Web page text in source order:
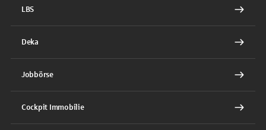
LBS
Deka
Jobbörse
Cockpit Immobilie